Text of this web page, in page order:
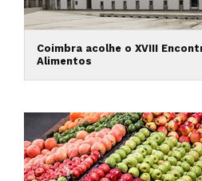
Coimbra acolhe o XVIII
Alimentos